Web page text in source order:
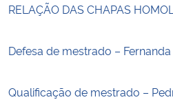
RELAÇÃO DAS CHAPAS
Defesa de mestrado –
Qualificação de mestrado –